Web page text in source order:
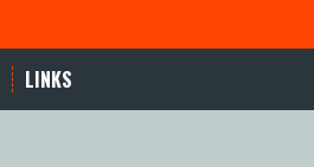
LINKS